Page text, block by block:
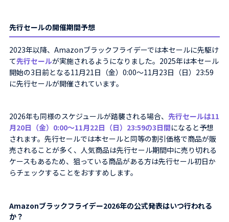
先行セールの開催期間予想
2023年以降、Amazonブラックフライデーでは本セールに先駆け
て先行セールが実施されるようになりました。2025年は本セール
開始の3日前となる11月21日（金）0:00〜11月23日（日）23:59
に先行セールが開催されています。
2026年も同様のスケジュールが踏襲される場合、 先行セールは11
月20日（金）0:00〜11月22日（日）23:59の3日間になると予想
されます。先行セールでは本セールと同等の割引価格で商品が販
売されることが多く、人気商品は先行セール期間中に売り切れる
ケースもあるため、狙っている商品がある方は先行セール初日か
らチェックすることをおすすめします。
Amazonブラックフライデー2026年の公式発表はいつ行われる
か？